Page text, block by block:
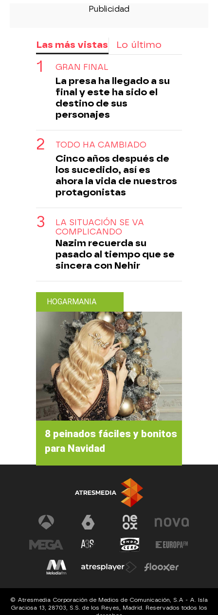
Las más vistas Lo último
GRAN FINAL
La presa ha llegado a su
final y este ha sido el
destino de sus
personajes
TODO HA CAMBIADO
Cinco años después de
los sucedido, así es
ahora la vida de nuestros
protagonistas
LA SITUACIÓN SE VA
COMPLICANDO
Nazim recuerda su
pasado al tiempo que se
sincera con Nehir
HOGARMANIA
8 peinados fáciles y bonitos
para Navidad
© Atresmedia Corporación de Medios de Comunicación, S.A - A. Isla
Graciosa 13, 28703, S.S. de los Reyes, Madrid. Reservados todos los